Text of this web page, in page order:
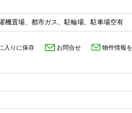
機置場、都市ガス、駐輪場、駐車場空有
入りに保存 お問合せ 物件情報